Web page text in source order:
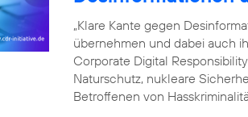
„Klare Kante gegen
übernehmen und dabei auch
Corporate Digital
Naturschutz, nukleare
Betroffenen von